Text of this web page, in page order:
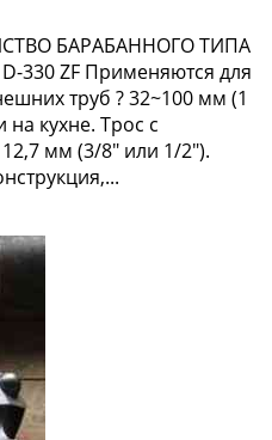
БAPАБAHHOГO TИПА
330 ZF Пpименяютcя для
тpуб ? 32~100 мм (1
нa кухнe. Трoс с
мм (3/8" или 1/2").